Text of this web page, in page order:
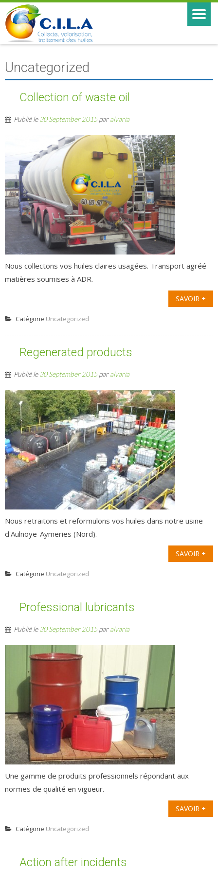
Uncategorized
Collection of waste oil
Publié le30 September 2015paralvaria
Nous collectons vos huiles claires usagées. Transport agréé
matières soumises à ADR.
SAVOIR +
Catégorie Uncategorized
Regenerated products
Publié le30 September 2015paralvaria
Nous retraitons et reformulons vos huiles dans notre usine
d'Aulnoye-Aymeries (Nord).
SAVOIR +
Catégorie Uncategorized
Professional lubricants
Publié le30 September 2015paralvaria
Une gamme de produits professionnels répondant aux
normes de qualité en vigueur.
SAVOIR +
Catégorie Uncategorized
Action after incidents